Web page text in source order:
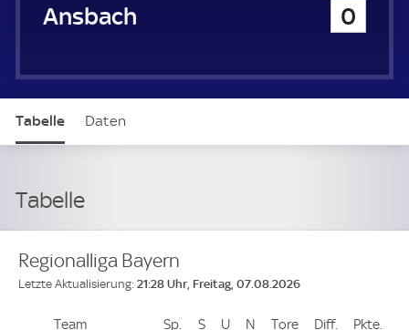
SpVgg Ansbach
0
Tabelle Daten
Tabelle
Regionalliga Bayern
Letzte Aktualisierung: 21:28 Uhr, Freitag, 07.08.2026
Team Sp. Spiele
SSiege
U Unentschieden
N Niederlagen
Tore ToreDiff. Differenz
Pkte.